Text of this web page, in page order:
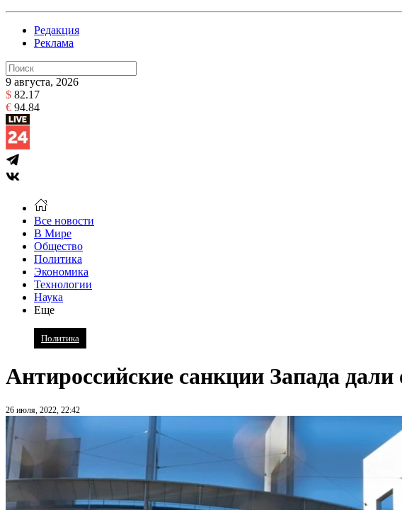
Редакция
Реклама
9 августа, 2026
$ 82.17
€ 94.84
Все новости
В Мире
Общество
Политика
Экономика
Технологии
Наука
Еще
Политика
Антироссийские санкции Запада
26 июля, 2022, 22:42